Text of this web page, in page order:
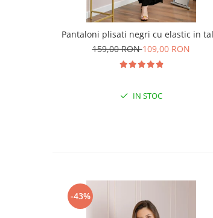
Pantaloni plisati negri cu elastic in
159,00 RON109,00 RON
IN STOC
-43%